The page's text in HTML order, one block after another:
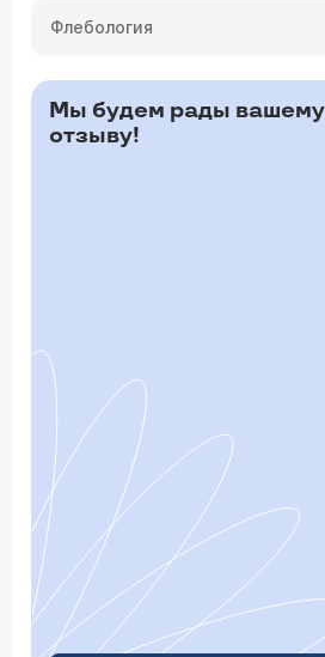
Флебология
Мы будем рады вашему
отзыву!